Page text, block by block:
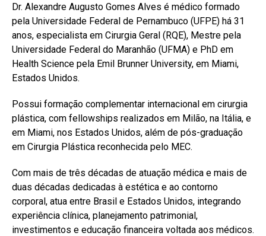
Dr. Alexandre Augusto Gomes Alves é médico formado
pela Universidade Federal de Pernambuco (UFPE) há 31
anos, especialista em Cirurgia Geral (RQE), Mestre pela
Universidade Federal do Maranhão (UFMA) e PhD em
Health Science pela Emil Brunner University, em Miami,
Estados Unidos.
Possui formação complementar internacional em cirurgia
plástica, com fellowships realizados em Milão, na Itália, e
em Miami, nos Estados Unidos, além de pós-graduação
em Cirurgia Plástica reconhecida pelo MEC.
Com mais de três décadas de atuação médica e mais de
duas décadas dedicadas à estética e ao contorno
corporal, atua entre Brasil e Estados Unidos, integrando
experiência clínica, planejamento patrimonial,
investimentos e educação financeira voltada aos médicos.